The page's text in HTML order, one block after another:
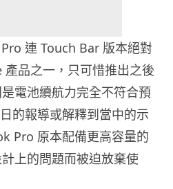
連 Touch Bar 版本絕對
品之一，只可惜推出之後
電池續航力完全不符合預
的報導或解釋到當中的示
Pro 原本配備更高容量的
上的問題而被迫放棄使